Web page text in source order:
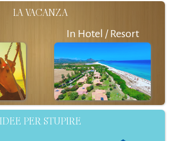
LA VACANZA
In Hotel / Resort
IDEE PER STUPIRE